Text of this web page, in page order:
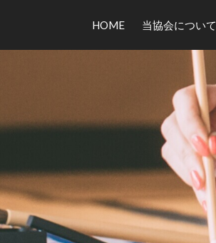
HOME 当協会について